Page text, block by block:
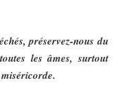
préservez-nous du
les âmes, surtout